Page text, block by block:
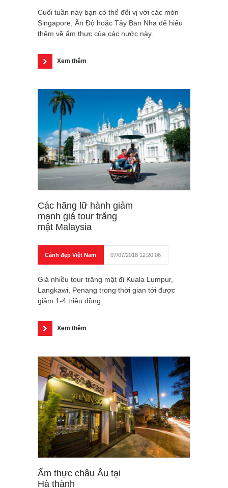
Cuối tuần này bạn có thể đổi vị với các món
Singapore, Ấn Độ hoặc Tây Ban Nha để hiểu
thêm về ẩm thực của các nước này.
Xem thêm
Các hãng lữ hành giảm
mạnh giá tour trăng
mật Malaysia
Cảnh đẹp Việt Nam 07/07/2018 12:20:06
Giá nhiều tour trăng mật đi Kuala Lumpur,
Langkawi, Penang trong thời gian tới được
giảm 1-4 triệu đồng.
Xem thêm
Ẩm thực châu Âu tại
Hà thành